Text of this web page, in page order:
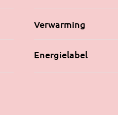
Verwarming
Energielabel